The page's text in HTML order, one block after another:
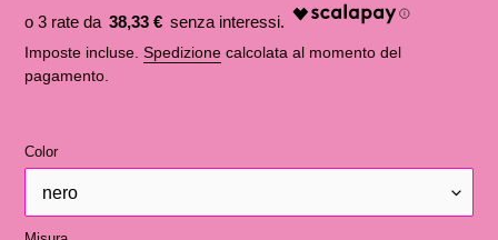
di
listino
38,33 €
Imposte incluse. Spedizione calcolata al momento del
pagamento.
Color